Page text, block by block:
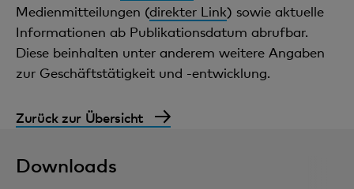
Medienmitteilungen (direkter Link) sowie aktuelle
Informationen ab Publikationsdatum abrufbar.
Diese beinhalten unter anderem weitere Angaben
zur Geschäftstätigkeit und -entwicklung.
Zurück zur Übersicht
Downloads